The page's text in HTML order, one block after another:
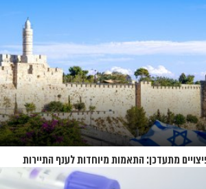
מתעדכן: התאמות מיוחדות לענף התיירות